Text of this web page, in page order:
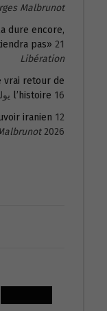
Malbrunot
dure encore,
pas» 21 يوليو 2026
Libération
vrai retour de
l’histoire 16 يوليو 2026
iranien
2026